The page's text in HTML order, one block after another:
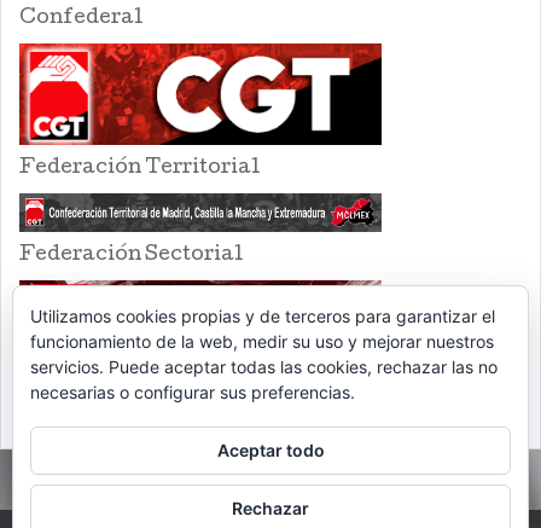
Confederal
Federación Territorial
Federación Sectorial
Utilizamos cookies propias y de terceros para garantizar el
funcionamiento de la web, medir su uso y mejorar nuestros
servicios. Puede aceptar todas las cookies, rechazar las no
necesarias o configurar sus preferencias.
Aceptar todo
Rechazar